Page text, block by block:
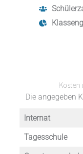
Die angegeben
Internat
Tagesschule